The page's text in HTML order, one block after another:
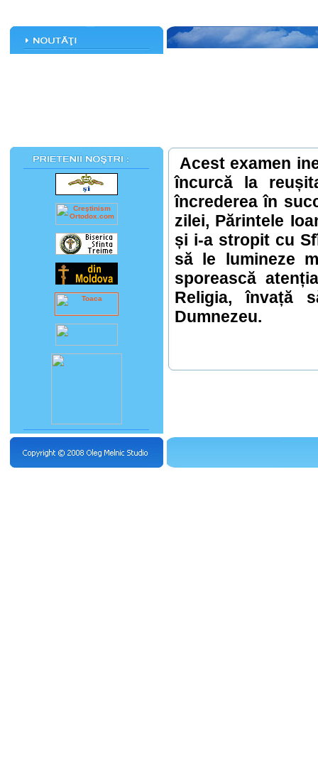
Acest examen
încurcă la
încrederea în
zilei, Părintele
și i-a stropit cu
să le lumineze
sporească
Religia, învață
Dumnezeu.